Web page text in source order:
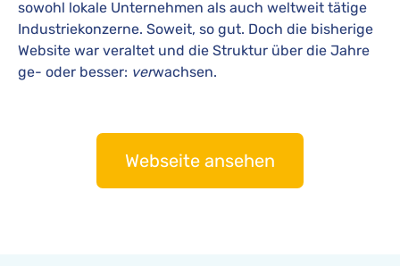
sowohl lokale Unternehmen als auch weltweit tätige
Industriekonzerne. Soweit, so gut. Doch die bisherige
Website war veraltet und die Struktur über die Jahre
ge- oder besser: verwachsen.
Webseite ansehen